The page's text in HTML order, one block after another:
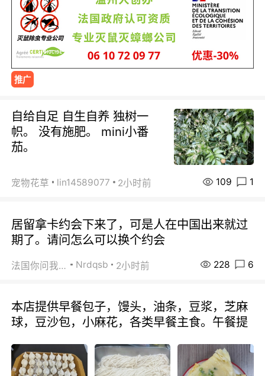
推广
自给自足 自生自养 独树一
帜。 没有施肥。 mini小番
茄。
宠物花草 lin14589077 2小时前 109 1
居留拿卡约会下来了，可是人在中国出来就过
期了。请问怎么可以换个约会
法国你问我答 Nrdqsb 2小时前 228 6
本店提供早餐包子，馒头，油条，豆浆，芝麻
球，豆沙包，小麻花，各类早餐主食。午餐提